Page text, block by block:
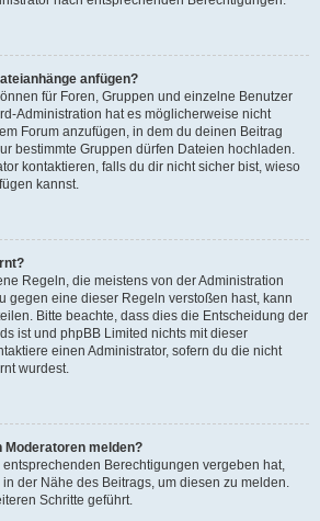
anfügen?
für Foren, Gruppen und einzelne Benutzer
Administration hat es möglicherweise nicht
Forum anzufügen, in dem du deinen Beitrag
bestimmte Gruppen dürfen Dateien hochladen.
kontaktieren, falls du dir nicht sicher bist, wieso
kannst.
Regeln, die meistens von der Administration
gegen eine dieser Regeln verstoßen hast, kann
Bitte beachte, dass dies die Entscheidung der
ist und phpBB Limited nichts mit dieser
einen Administrator, sofern du die nicht
wurdest.
Moderatoren melden?
Berechtigungen vergeben hat,
der Nähe des Beitrags, um diesen zu melden.
Schritte geführt.